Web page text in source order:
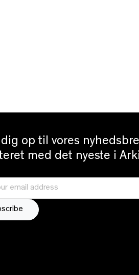
op til vores
med det nyeste i